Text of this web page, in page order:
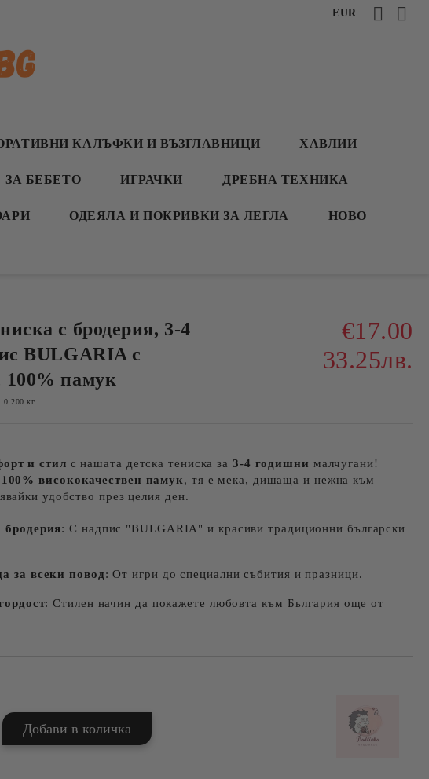
EUR
КАЛЪФКИ И ВЪЗГЛАВНИЦИ ХАВЛИИ
ЗА БЕБЕТО ИГРАЧКИ ДРЕБНА ТЕХНИКА
ОДЕЯЛА И ПОКРИВКИ ЗА ЛЕГЛА НОВО
с бродерия, 3-4
BULGARIA с
100% памук
€17.00
33.25лв.
0.200 кг
и стил с нашата детска тениска за 3-4 годишни малчугани!
100% висококачествен памук, тя е мека, дишаща и нежна към
удобство през целия ден.
: С надпис "BULGARIA" и красиви традиционни български
за всеки повод: От игри до специални събития и празници.
: Стилен начин да покажете любовта към България още от